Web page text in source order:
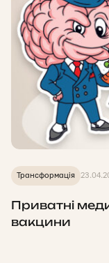
Трансформація
Приватні
вакцини